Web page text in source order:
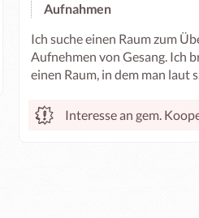
Aufnahmen
Ich suche einen Raum zum
Aufnehmen von Gesang. Ich
einen Raum, in dem man laut
Interesse an gem.